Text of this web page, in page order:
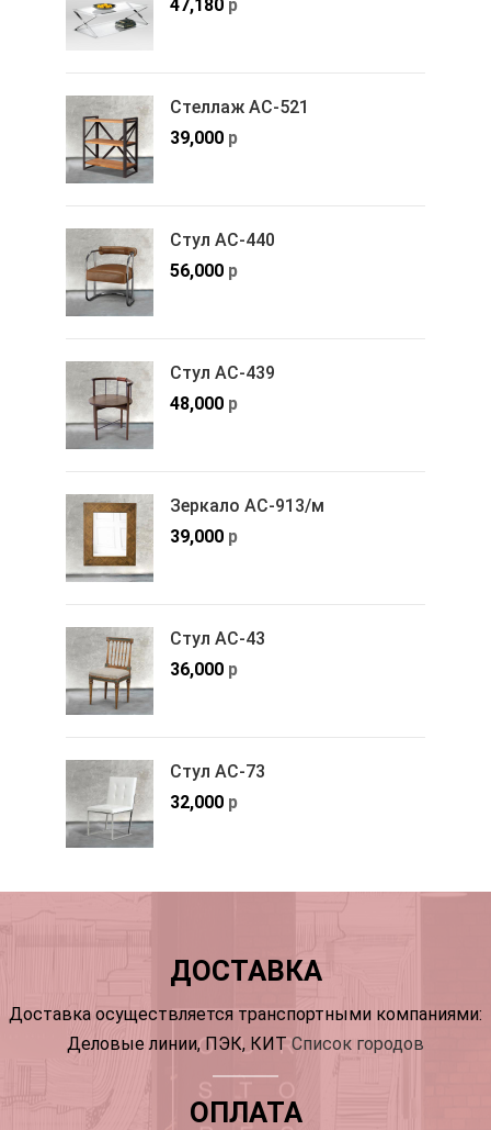
47,180 р
Стеллаж АС-521
39,000 р
Стул АС-440
56,000 р
Стул АС-439
48,000 р
Зеркало АС-913/м
39,000 р
Стул АС-43
36,000 р
Стул АС-73
32,000 р
ДОСТАВКА
Доставка осуществляется транспортными компаниями:
Деловые линии, ПЭК, КИТ Список городов
ОПЛАТА